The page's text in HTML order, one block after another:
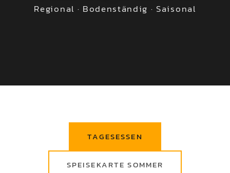
Regional · Bodenständig · Saisonal
TAGESESSEN
SPEISEKARTE SOMMER